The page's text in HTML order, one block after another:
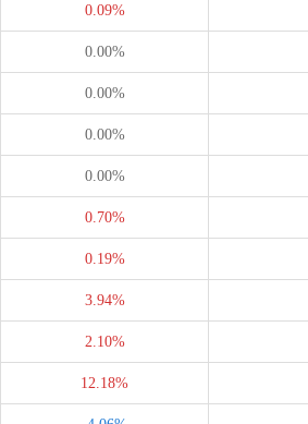
0.09%
0.00%
0.00%
0.00%
0.00%
0.70%
0.19%
3.94%
2.10%
12.18%